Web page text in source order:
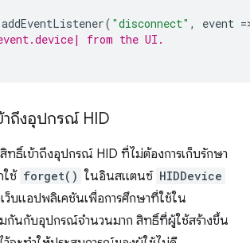
addEventListener( "disconnect" , event =
from the UI.
าถึงอุปกรณ์ HID
สิทธิ์เข้าถึงอุปกรณ์ HID ที่ไม่ต้องการเก็บรักษา
ใช้ forget() ในอินสแตนซ์ HIDDevice
ว็บแอปพลิเคชันเพื่อการศึกษาที่ใช้ใน
มกันกับอุปกรณ์จำนวนมาก สิทธิ์ที่ผู้ใช้สร้างขึ้น